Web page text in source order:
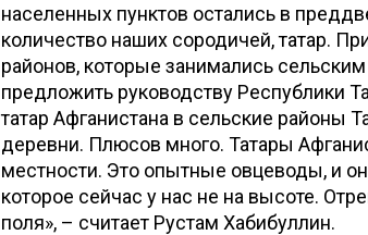
населенных пунктов остались в
количество наших сородичей, татар.
районов, которые занимались
предложить руководству Республики
татар Афганистана в сельские районы
деревни. Плюсов много. Татары
местности. Это опытные овцеводы, и
которое сейчас у нас не на высоте.
поля», – считает Рустам Хабибуллин.